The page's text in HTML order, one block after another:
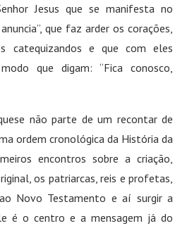
Jesus que se manifesta no
que faz arder os corações,
catequizandos e que com eles
que digam: “Fica conosco,
não parte de um recontar de
ordem cronológica da História da
encontros sobre a criação,
os patriarcas, reis e profetas,
Novo Testamento e aí surgir a
é o centro e a mensagem já do